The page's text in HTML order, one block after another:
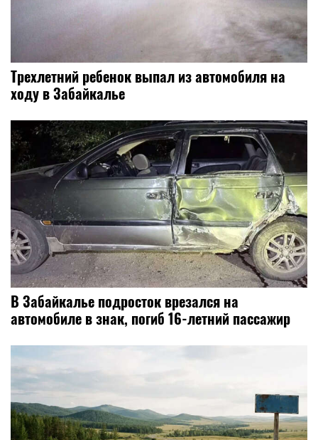
Трехлетний ребенок выпал из автомобиля на
ходу в Забайкалье
В Забайкалье подросток врезался на
автомобиле в знак, погиб 16-летний пассажир